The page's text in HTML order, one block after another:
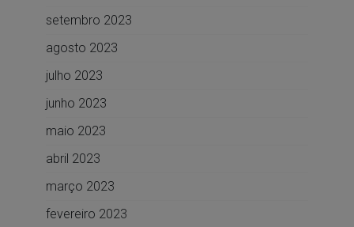
setembro 2023
agosto 2023
julho 2023
junho 2023
maio 2023
abril 2023
março 2023
fevereiro 2023